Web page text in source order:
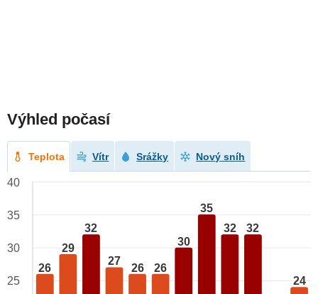
Výhled počasí
Teplota Vítr Srážky Nový sníh
26
29
32
27
26 26
30
35
32 32
24
40
35
30
25